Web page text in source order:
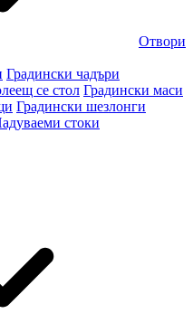
Отвори
Градински чадъри
се стол Градински маси
Градински шезлонги
стоки